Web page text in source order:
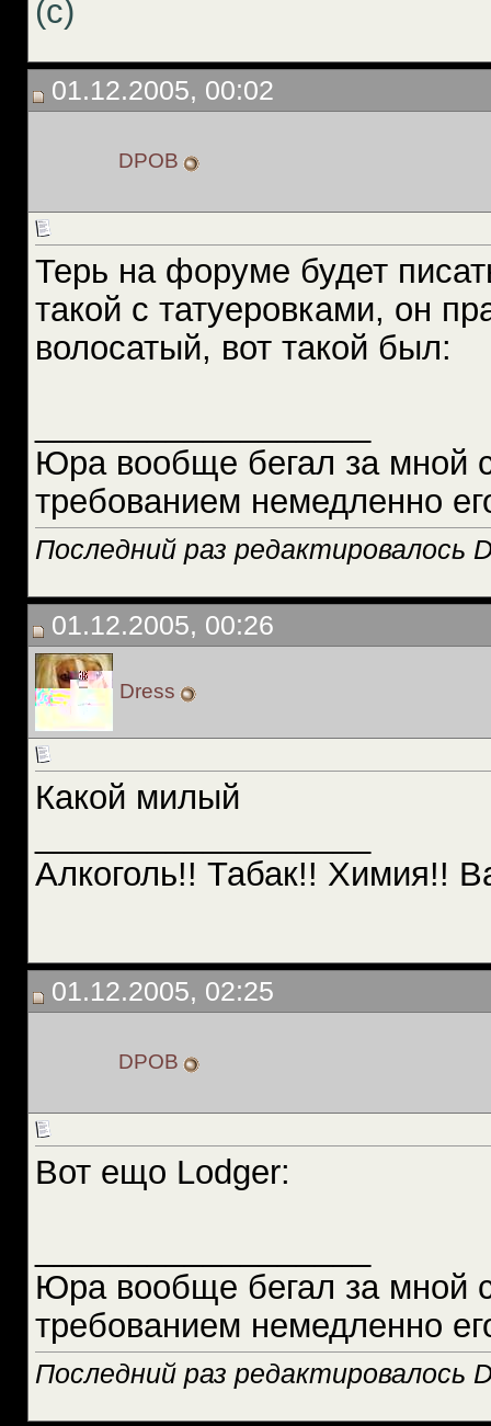
(с)
01.12.2005, 00:02
DPOB
Терь на форуме будет
такой с татуеровками, он
волосатый, вот такой был:
Юра вообще бегал за мной
требованием немедленно
Последний раз редактировалось
01.12.2005, 00:26
Dress
Какой милый
Алкоголь!! Табак!! Химия!!
01.12.2005, 02:25
DPOB
Вот ещо Lodger:
Юра вообще бегал за мной
требованием немедленно
Последний раз редактировалось